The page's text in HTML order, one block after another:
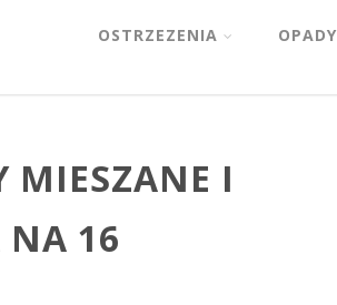
OSTRZEZENIA OPADY
MIESZANE I
NA 16